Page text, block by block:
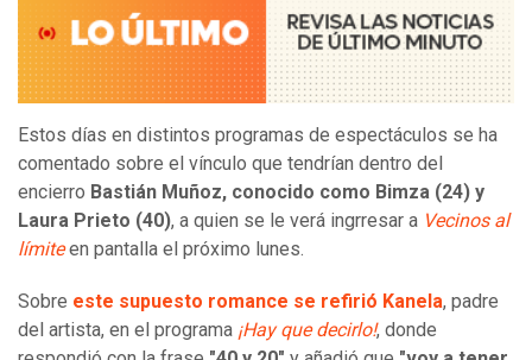
Estos días en distintos programas de espectáculos se ha
comentado sobre el vínculo que tendrían dentro del
encierro Bastián Muñoz, conocido como Bimza (24) y
Laura Prieto (40), a quien se le verá ingrresar a Vecinos al
límiteen pantalla el próximo lunes.
Sobre este supuesto romance se refirió Kanela, padre
del artista, en el programa ¡Hay que decirlo!, donde